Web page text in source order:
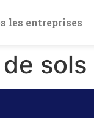
les entreprises
sols